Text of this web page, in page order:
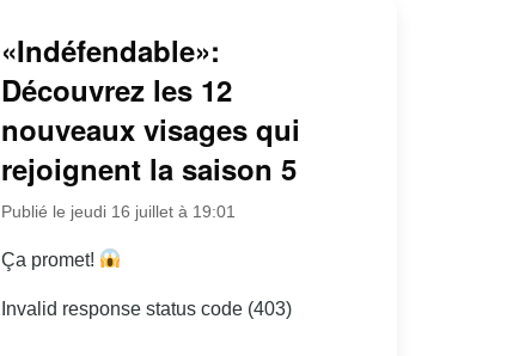
«Indéfendable»:
Découvrez les 12
nouveaux visages qui
rejoignent la saison 5
Publié le jeudi 16 juillet à 19:01
Ça promet!
Invalid response status code (403)